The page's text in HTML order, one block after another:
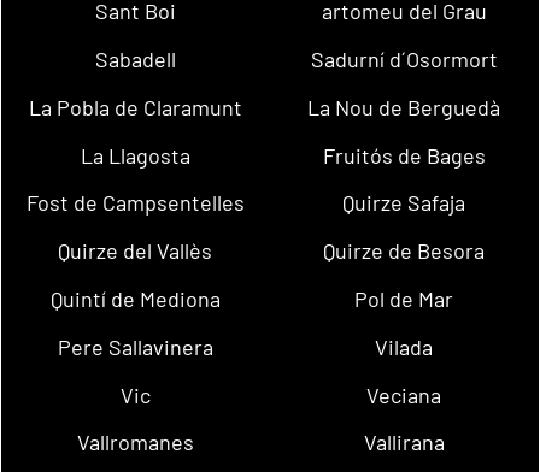
Sant Boi
artomeu del Grau
Sabadell
Sadurní d´Osormort
La Pobla de Claramunt
La Nou de Berguedà
La Llagosta
Fruitós de Bages
Fost de Campsentelles
Quirze Safaja
Quirze del Vallès
Quirze de Besora
Quintí de Mediona
Pol de Mar
Pere Sallavinera
Vilada
Vic
Veciana
Vallromanes
Vallirana